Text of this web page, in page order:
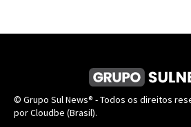
© Grupo Sul News® - Todos os direitos
por Cloudbe (Brasil).